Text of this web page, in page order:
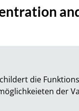
die
der